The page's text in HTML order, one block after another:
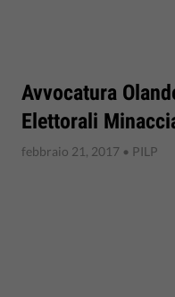
Avvocatura
Elettorali
febbraio 21, 2017 • PILP